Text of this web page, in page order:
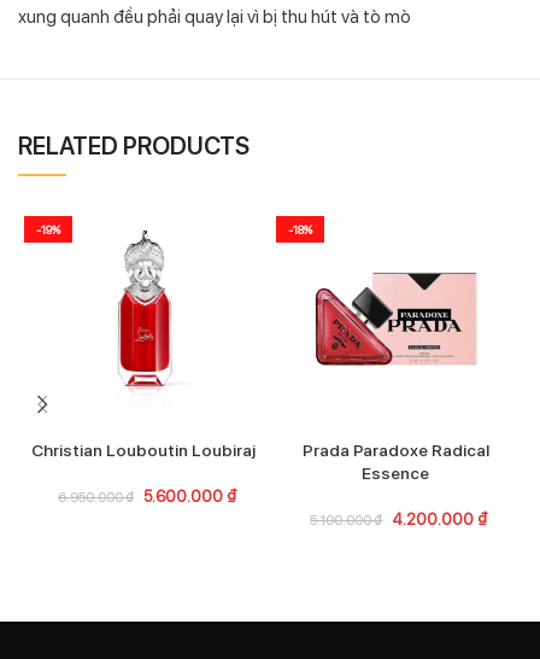
xung quanh đều phải quay lại vì bị thu hút và tò mò
RELATED PRODUCTS
-19%
Christian Louboutin Loubiraj
6.950.000₫ 5.600.000 ₫
-18%
Prada Paradoxe Radical
Essence
5.100.000₫ 4.200.000 ₫